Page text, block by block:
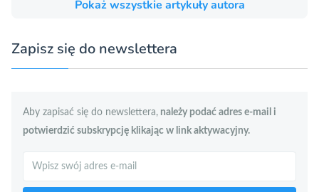
Pokaż wszystkie artykuły autora
Zapisz się do newslettera
Aby zapisać się do newslettera, należy podać adres e-mail i
potwierdzić subskrypcję klikając w link aktywacyjny.
Szukaj